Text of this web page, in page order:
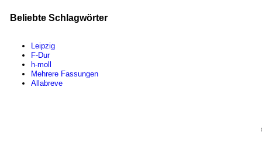
Beliebte Schlagwörter
Leipzig
F-Dur
h-moll
Mehrere Fassungen
Allabreve